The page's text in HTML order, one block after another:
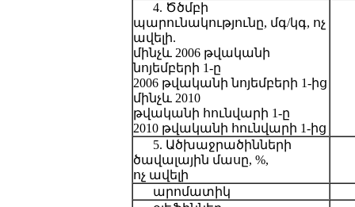
4. Ծծմբի
պարունակությունը, մգ/կգ, ոչ
ավելի.
մինչև 2006 թվականի
նոյեմբերի 1-ը
2006 թվականի նոյեմբերի 1-ից
մինչև 2010
թվականի հունվարի 1-ը
2010 թվականի հունվարի 1-ից
5. Ածխաջրածինների
ծավալային մասը, %,
ոչ ավելի
արոմատիկ